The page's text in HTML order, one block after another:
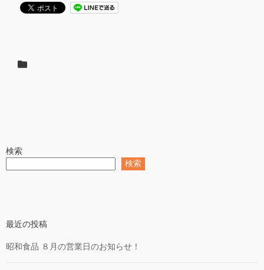
検索
検索
最近の投稿
昭和食品 ８月の営業日のお知らせ！